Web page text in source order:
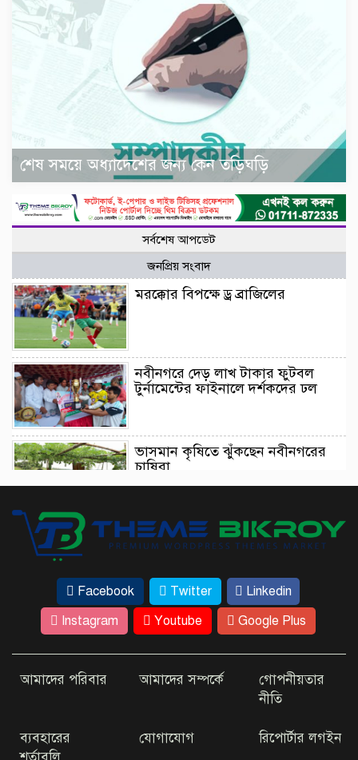
শেষ সময়ে অধ্যাদেশের জন্য কেন তড়িঘড়ি
সর্বশেষ আপডেট
জনপ্রিয় সংবাদ
মরক্কোর বিপক্ষে ড্র ব্রাজিলের
নবীনগরে দেড় লাখ টাকার ফুটবল
টুর্নামেন্টের ফাইনালে দর্শকদের ঢল
ভাসমান কৃষিতে ঝুঁকছেন নবীনগরের
চাষিরা
আইনমন্ত্রীর ট্রাইব্যুনাল পরিদর্শন এসে যা
বললেন
ঢাকার কাছেই রহস্যময় ‘ধাঁধার চর’
কম খরচে ভিসা দিচ্ছে যেসব দেশ
Facebook Twitter
Linkedin
Instagram
Youtube Google Plus
আমাদের পরিবার আমাদের সম্পর্কে
গোপনীয়তার
নীতি
ব্যবহারের
যোগাযোগ রিপোর্টার লগইন